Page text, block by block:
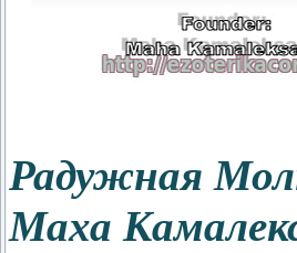
Радужная
Маха